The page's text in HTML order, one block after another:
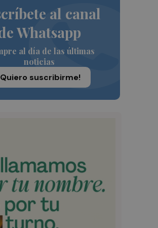
al canal
Whatsapp
al día de las últimas
noticias
suscribirme!